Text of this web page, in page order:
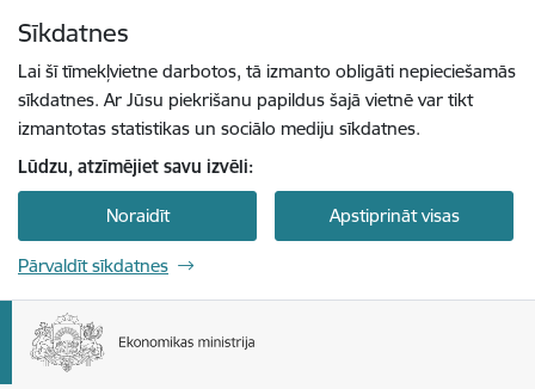
Sīkdatnes
Lai šī tīmekļvietne darbotos, tā izmanto obligāti nepieciešamās
sīkdatnes. Ar Jūsu piekrišanu papildus šajā vietnē var tikt
izmantotas statistikas un sociālo mediju sīkdatnes.
Lūdzu, atzīmējiet savu izvēli:
Noraidīt Apstiprināt visas
Pārvaldīt sīkdatnes